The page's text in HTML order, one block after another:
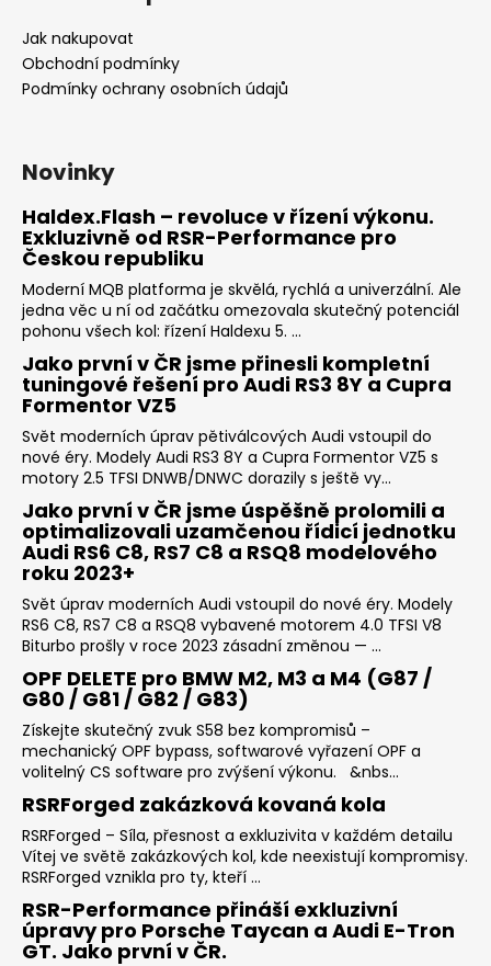
Jak nakupovat
Obchodní podmínky
Podmínky ochrany osobních údajů
Novinky
Haldex.Flash – revoluce v řízení výkonu.
Exkluzivně od RSR-Performance pro
Českou republiku
Moderní MQB platforma je skvělá, rychlá a univerzální. Ale
jedna věc u ní od začátku omezovala skutečný potenciál
pohonu všech kol: řízení Haldexu 5. ...
Jako první v ČR jsme přinesli kompletní
tuningové řešení pro Audi RS3 8Y a Cupra
Formentor VZ5
Svět moderních úprav pětiválcových Audi vstoupil do
nové éry. Modely Audi RS3 8Y a Cupra Formentor VZ5 s
motory 2.5 TFSI DNWB/DNWC dorazily s ještě vy...
Jako první v ČR jsme úspěšně prolomili a
optimalizovali uzamčenou řídicí jednotku
Audi RS6 C8, RS7 C8 a RSQ8 modelového
roku 2023+
Svět úprav moderních Audi vstoupil do nové éry. Modely
RS6 C8, RS7 C8 a RSQ8 vybavené motorem 4.0 TFSI V8
Biturbo prošly v roce 2023 zásadní změnou — ...
OPF DELETE pro BMW M2, M3 a M4 (G87 /
G80 / G81 / G82 / G83)
Získejte skutečný zvuk S58 bez kompromisů –
mechanický OPF bypass, softwarové vyřazení OPF a
volitelný CS software pro zvýšení výkonu. &nbs...
RSRForged zakázková kovaná kola
RSRForged – Síla, přesnost a exkluzivita v každém detailu
Vítej ve světě zakázkových kol, kde neexistují kompromisy.
RSRForged vznikla pro ty, kteří ...
RSR-Performance přináší exkluzivní
úpravy pro Porsche Taycan a Audi E-Tron
GT. Jako první v ČR.